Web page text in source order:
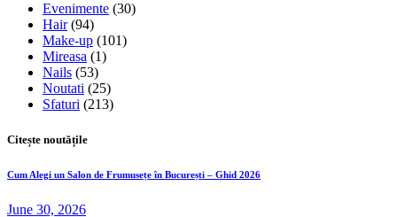
Evenimente (30)
Hair(94)
Make-up (101)
Mireasa (1)
Nails (53)
Noutati (25)
Sfaturi (213)
Citește noutățile
Cum Alegi un Salon de Frumusețe în București – Ghid 2026
June 30, 2026